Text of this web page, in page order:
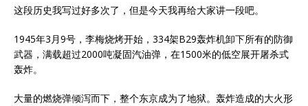
这段历史我写过好多次了，但是今天我再给大家讲一段吧。
1945年3月9号，李梅烧烤开始，334架B29轰炸机卸下所有的防御
武器，满载超过2000吨凝固汽油弹，在1500米的低空展开屠杀式
轰炸。
大量的燃烧弹倾泻而下，整个东京成为了地狱。轰炸造成的大火形